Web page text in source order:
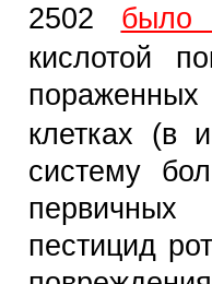
2502 было
кислотой
пораженных
клетках (в
систему
пестицид